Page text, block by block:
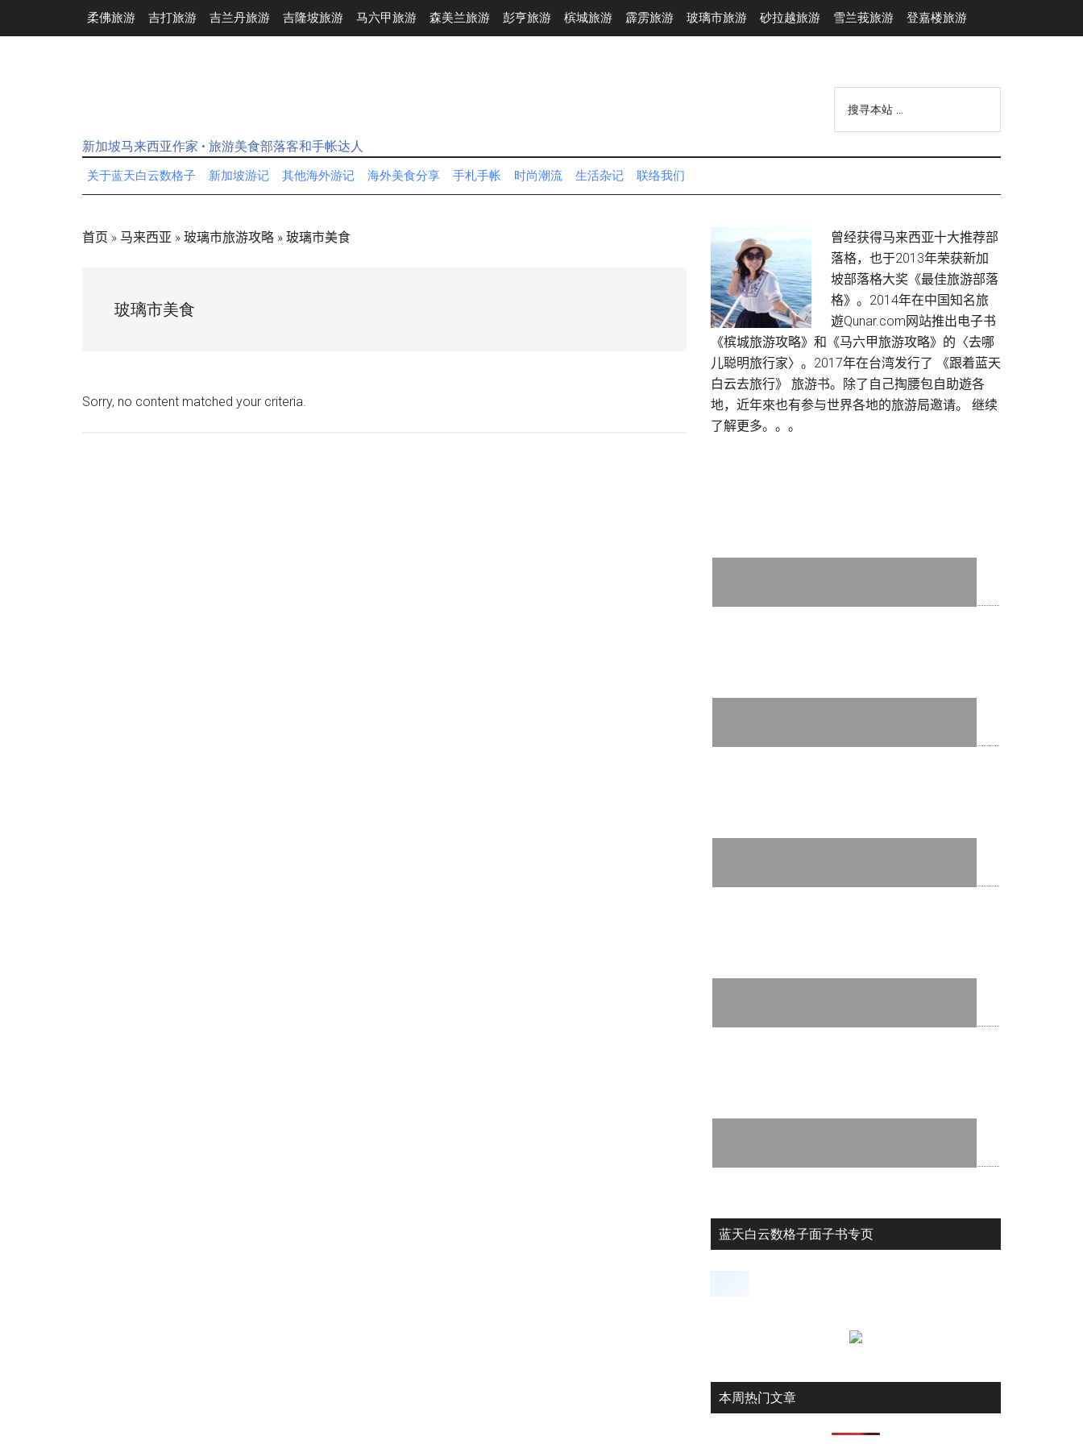
柔佛旅游 吉打旅游 吉兰丹旅游 吉隆坡旅游 马六甲旅游 森美兰旅游 彭亨旅游 槟城旅游 霹雳旅游 玻璃市旅游 砂拉越旅游 雪兰莪旅游 登嘉楼旅游
新加坡马来西亚作家 • 旅游美食部落客和手帐达人
站
关于蓝天白云数格子 新加坡游记 其他海外游记 海外美食分享 手札手帐 时尚潮流 生活杂记 联络我们
首页 » 马来西亚 » 玻璃市旅游攻略 » 玻璃市美食
玻璃市美食
Sorry, no content matched your criteria.
Primary
Sidebar
曾经获得马来西亚十大推荐部
落格，也于2013年荣获新加
坡部落格大奖《最佳旅游部落
格》。2014年在中国知名旅
遊Qunar.com网站推出电子书
《槟城旅游攻略》和《马六甲旅游攻略》的〈去哪
儿聪明旅行家〉。2017年在台湾发行了 《跟着蓝天
白云去旅行》 旅游书。除了自己掏腰包自助遊各
地，近年來也有参与世界各地的旅游局邀请。 继续
了解更多。。。
蓝天白云数格子面子书专页
本周热门文章